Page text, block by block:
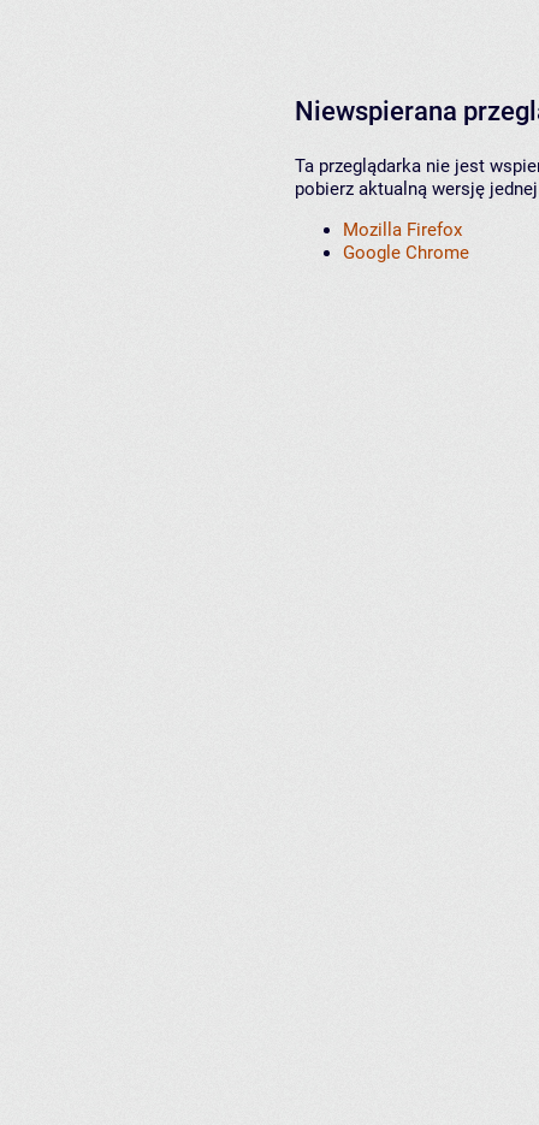
Niewspierana
Ta przeglądarka nie jest
pobierz aktualną wersję
Mozilla Firefox
Google Chrome